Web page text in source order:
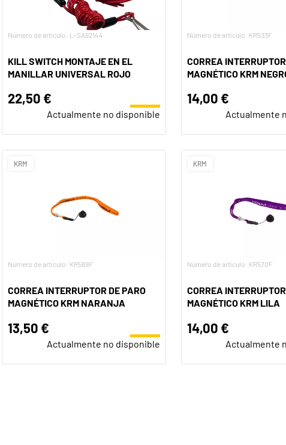
Número de artículo: L-SA92144
KILL SWITCH MONTAJE EN EL
MANILLAR UNIVERSAL ROJO
22,50 €
Actualmente no disponible
Número de artículo: KR533F
CORREA
MAGNÉTICO KRM
14,00 €
Actualmente
KRM
Número de artículo: KR569F
CORREA INTERRUPTOR DE PARO
MAGNÉTICO KRM NARANJA
13,50 €
Actualmente no disponible
KRM
Número de artículo: KR570F
CORREA
MAGNÉTICO KRM LILA
14,00 €
Actualmente